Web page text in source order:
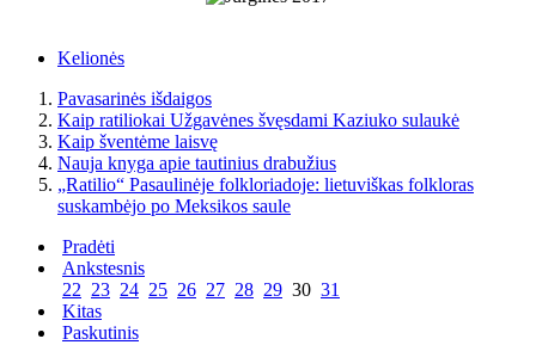
Kelionės
Pavasarinės išdaigos
Kaip ratiliokai Užgavėnes švęsdami Kaziuko sulaukė
Kaip šventėme laisvę
Nauja knyga apie tautinius drabužius
„Ratilio“ Pasaulinėje folkloriadoje: lietuviškas folkloras
suskambėjo po Meksikos saule
Pradėti
Ankstesnis
22 23 24 25 26 27 28 29 30 31
Kitas
Paskutinis